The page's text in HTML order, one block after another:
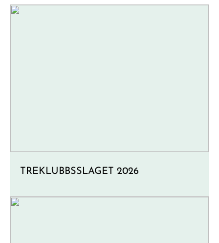
TREKLUBBSSLAGET 2026